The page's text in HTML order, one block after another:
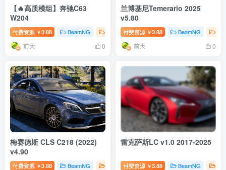
【🔥高质模组】奔驰C63
W204
付费资源 ￥3.88 BeamNG BeamNG汽车 # 奔驰
前天 0
兰博基尼Temerario 2025
v5.80
付费资源 ￥3.88 BeamNG
前天 0
梅赛德斯 CLS C218 (2022)
v4.90
付费资源 ￥3.88 BeamNG BeamNG汽车 # 奔驰
雷克萨斯LC v1.0 2017-2025
付费资源 ￥3.88 BeamNG